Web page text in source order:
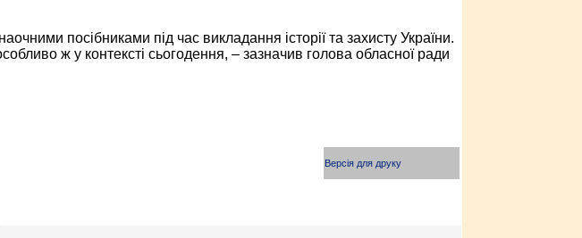
посібниками під час викладання історії та захисту України.
ж у контексті сьогодення, – зазначив голова обласної ради
Версія для друку